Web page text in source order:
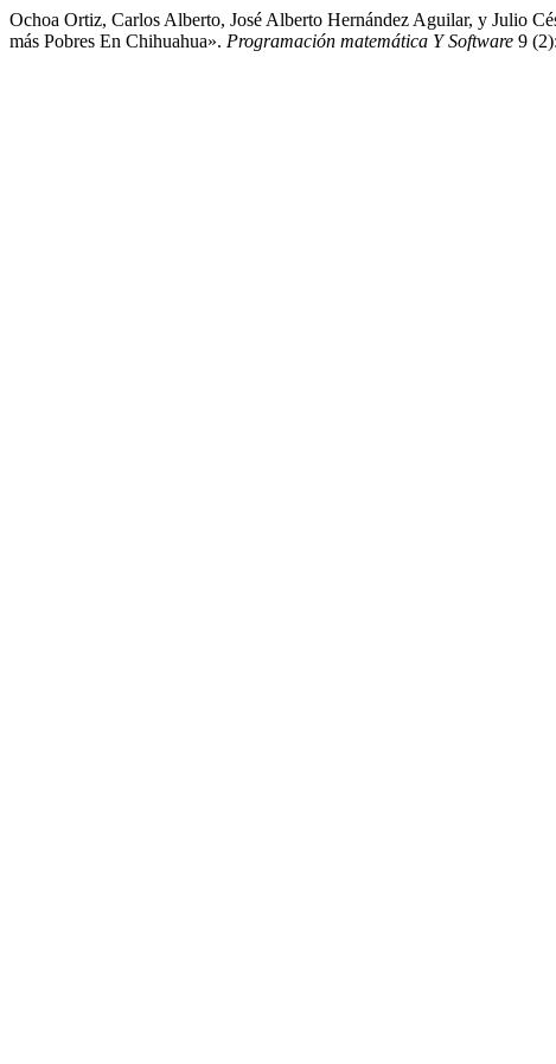
Ochoa Ortiz, Carlos Alberto, José Alberto Hernández Aguilar, y Julio
más Pobres En Chihuahua». Programación matemática Y Software 9